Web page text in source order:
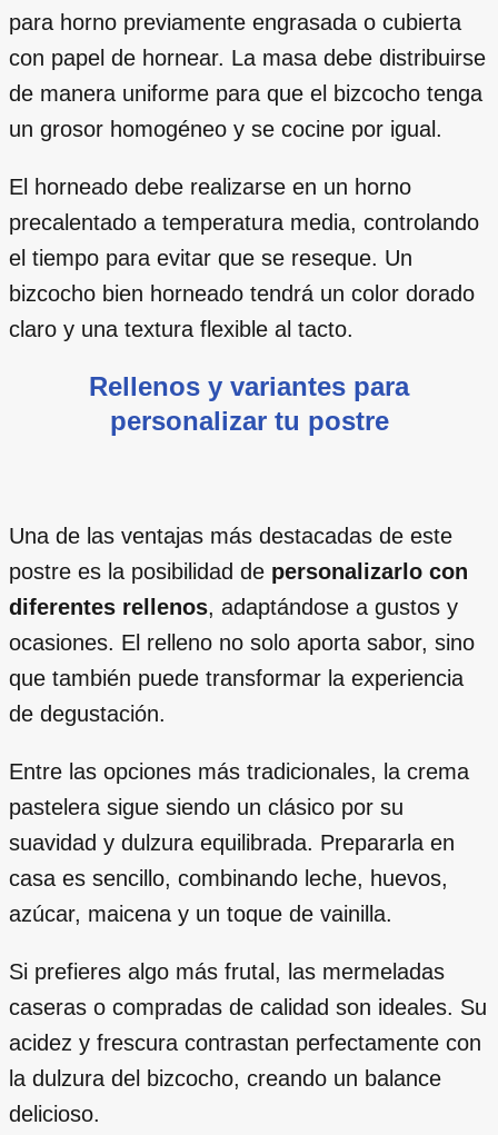
para horno previamente engrasada o cubierta
con papel de hornear. La masa debe distribuirse
de manera uniforme para que el bizcocho tenga
un grosor homogéneo y se cocine por igual.
El horneado debe realizarse en un horno
precalentado a temperatura media, controlando
el tiempo para evitar que se reseque. Un
bizcocho bien horneado tendrá un color dorado
claro y una textura flexible al tacto.
Rellenos y variantes para
personalizar tu postre
Una de las ventajas más destacadas de este
postre es la posibilidad de personalizarlo con
diferentes rellenos, adaptándose a gustos y
ocasiones. El relleno no solo aporta sabor, sino
que también puede transformar la experiencia
de degustación.
Entre las opciones más tradicionales, la crema
pastelera sigue siendo un clásico por su
suavidad y dulzura equilibrada. Prepararla en
casa es sencillo, combinando leche, huevos,
azúcar, maicena y un toque de vainilla.
Si prefieres algo más frutal, las mermeladas
caseras o compradas de calidad son ideales. Su
acidez y frescura contrastan perfectamente con
la dulzura del bizcocho, creando un balance
delicioso.